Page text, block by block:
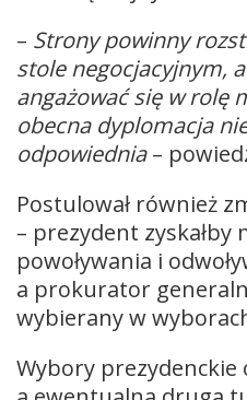
– Strony powinny
stole negocjacyjnym,
angażować się w rolę
obecna dyplomacja
odpowiednia–
Postulował również
– prezydent zyskałby
powoływania i
a prokurator
wybierany w
Wybory prezydenckie